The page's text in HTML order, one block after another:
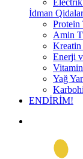
İdman
Protein
Amin
Kreatin
Enerji
Yağ
ENDİRİM!